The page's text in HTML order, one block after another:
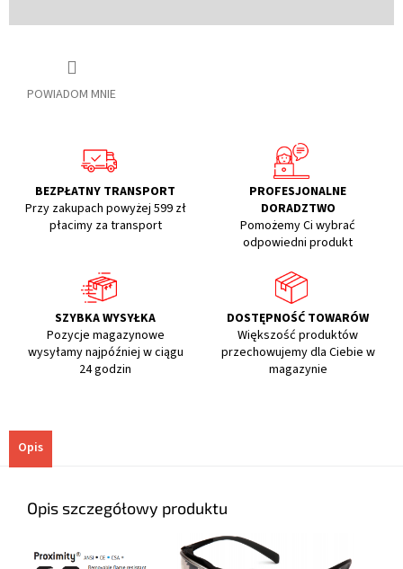
POWIADOM MNIE
BEZPŁATNY TRANSPORT
Przy zakupach powyżej 599 zł
płacimy za transport
PROFESJONALNE
DORADZTWO
Pomożemy Ci wybrać
odpowiedni produkt
SZYBKA WYSYŁKA
Pozycje magazynowe
wysyłamy najpóźniej w ciągu
24 godzin
DOSTĘPNOŚĆ TOWARÓW
Większość produktów
przechowujemy dla Ciebie w
magazynie
Opis
Opis szczegółowy produktu